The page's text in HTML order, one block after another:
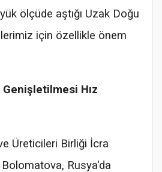
ölçüde aştığı Uzak Doğu
için özellikle önem
Genişletilmesi Hız
Üreticileri Birliği İcra
Rusya'da